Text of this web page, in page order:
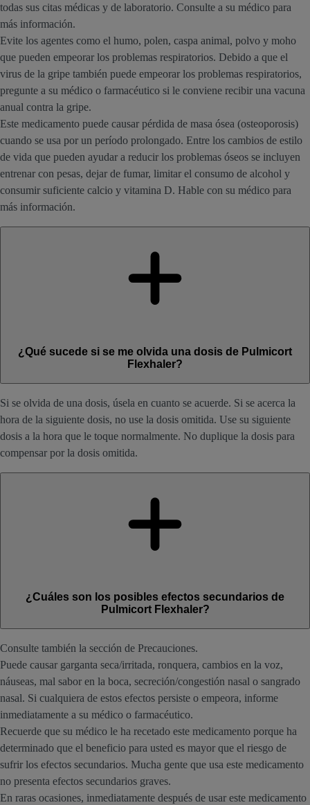
todas sus citas médicas y de laboratorio. Consulte a su médico para
más información.
Evite los agentes como el humo, polen, caspa animal, polvo y moho
que pueden empeorar los problemas respiratorios. Debido a que el
virus de la gripe también puede empeorar los problemas respiratorios,
pregunte a su médico o farmacéutico si le conviene recibir una vacuna
anual contra la gripe.
Este medicamento puede causar pérdida de masa ósea (osteoporosis)
cuando se usa por un período prolongado. Entre los cambios de estilo
de vida que pueden ayudar a reducir los problemas óseos se incluyen
entrenar con pesas, dejar de fumar, limitar el consumo de alcohol y
consumir suficiente calcio y vitamina D. Hable con su médico para
más información.
¿Qué sucede si se me olvida una dosis de Pulmicort
Flexhaler?
Si se olvida de una dosis, úsela en cuanto se acuerde. Si se acerca la
hora de la siguiente dosis, no use la dosis omitida. Use su siguiente
dosis a la hora que le toque normalmente. No duplique la dosis para
compensar por la dosis omitida.
¿Cuáles son los posibles efectos secundarios de
Pulmicort Flexhaler?
Consulte también la sección de Precauciones.
Puede causar garganta seca/irritada, ronquera, cambios en la voz,
náuseas, mal sabor en la boca, secreción/congestión nasal o sangrado
nasal. Si cualquiera de estos efectos persiste o empeora, informe
inmediatamente a su médico o farmacéutico.
Recuerde que su médico le ha recetado este medicamento porque ha
determinado que el beneficio para usted es mayor que el riesgo de
sufrir los efectos secundarios. Mucha gente que usa este medicamento
no presenta efectos secundarios graves.
En raras ocasiones, inmediatamente después de usar este medicamento